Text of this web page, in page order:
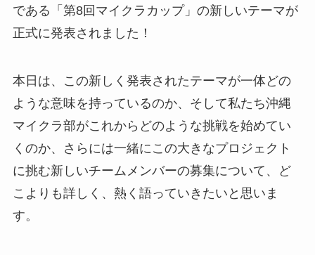
である「第8回マイクラカップ」の新しいテーマが
正式に発表されました！
本日は、この新しく発表されたテーマが一体どの
ような意味を持っているのか、そして私たち沖縄
マイクラ部がこれからどのような挑戦を始めてい
くのか、さらには一緒にこの大きなプロジェクト
に挑む新しいチームメンバーの募集について、ど
こよりも詳しく、熱く語っていきたいと思いま
す。